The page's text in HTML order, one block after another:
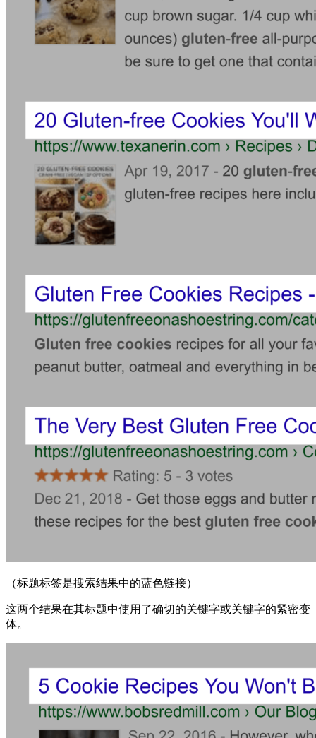
（标题标签是搜索结果中的蓝色链接）
这两个结果在其标题中使用了确切的关键字或关键字的紧密变
体。